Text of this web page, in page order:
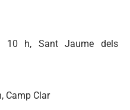
10 h, Sant Jaume dels
Camp Clar